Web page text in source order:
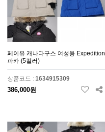
페이유 캐나다구스 여성용 Expedition
파카 (5컬러)
상품코드 : 1634915309
386,000원